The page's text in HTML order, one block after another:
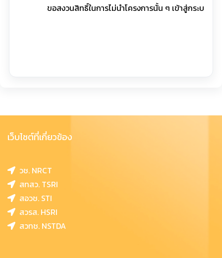
ขอสงวนสิทธิ์ในการไม่นำโครงการนั้น ๆ เข้าสู่กระบวน
เว็บไซต์ที่เกี่ยวข้อง
วช. NRCT
สทสว. TSRI
สอวช. STI
สวรส. HSRI
สวทช. NSTDA